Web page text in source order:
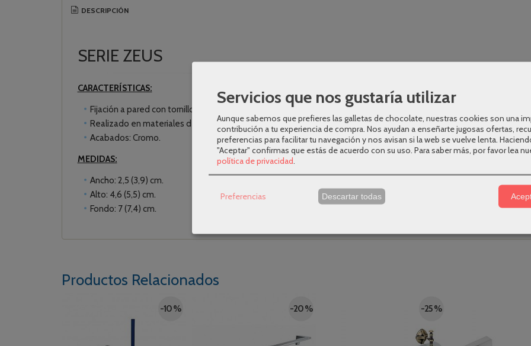
DESCRIPCIÓN
SERIE ZEUS
CARACTERÍSTICAS:
Fijación a pared con tornillos o adhesivo.
Realizado en materiales de alta calidad.
Acabados: Cromo.
MEDIDAS:
Ancho: 2,5 (3,9) cm.
Alto: 4,6 (5,5) cm.
Fondo: 7 (7,4) cm.
Productos Relacionados
-10 % -20 % -25 %
Servicios que nos gustaría utilizar
Aunque sabemos que prefieres las galletas de chocolate, nuestras cookies son una
contribución a tu experiencia de compra. Nos ayudan a enseñarte jugosas ofertas,
preferencias para facilitar tu navegación y nos avisan si la web se vuelve lenta.
"Aceptar" confirmas que estás de acuerdo con su uso. Para saber más, por favor lea
política de privacidad
Preferencias Descartar todas